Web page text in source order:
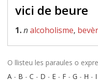
vici de beure
1.nalcoholisme,
O llisteu les paraules o
A - B - C - D - E - F - G - H - I